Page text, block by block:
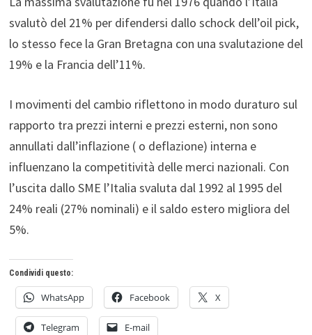
svalutò del 21% per difendersi dallo schock dell’oil pick,
lo stesso fece la Gran Bretagna con una svalutazione del
19% e la Francia dell’11%.
I movimenti del cambio riflettono in modo duraturo sul
rapporto tra prezzi interni e prezzi esterni, non sono
annullati dall’inflazione ( o deflazione) interna e
influenzano la competitività delle merci nazionali. Con
l’uscita dallo SME l’Italia svaluta dal 1992 al 1995 del
24% reali (27% nominali) e il saldo estero migliora del
5%.
Condividi questo:
WhatsApp Facebook X
Telegram E-mail